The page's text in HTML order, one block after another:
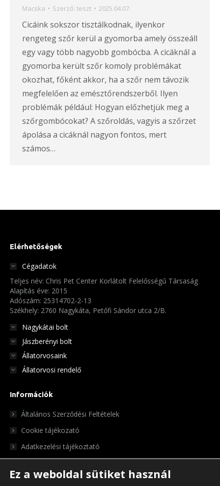
Macska Szerző: teszt 2025.04.07.
Cicáink sokszor tisztálkodnak, ilyenkor
rengeteg szőr kerül a gyomorba amely összeáll
egy vagy több nagyobb gombócba. A cicáknál a
gyomorba került szőr komoly problémákat
okozhat, főként akkor, ha a szőr nem távozik
megfelelően az emésztőrendszerből. Ilyen
problémák például: Hogyan előzhetjük meg a
szőrgombócokat? A szőroldás, vagyis a szőrzet
ápolása a cicáknál nagyon fontos, mert
számos…
Elérhetőségek
Cégadatok
Teljes név: Chris Pet Center Korlátolt Felelősségű Társaság
Alapítás éve: 2015
Adószám: 25314702-2-13
Székhely: 2760 Nagykáta, Petőfi Sándor utca 2/B.
Nagykátai bolt
Jászberényi bolt
Állatorvosaink
Állatorvosi rendelő
Információk
Általános Szerződési Feltételek
Cookie tájékozató
Adatkezelési tájékoztató
Ez a weboldal sütiket használ